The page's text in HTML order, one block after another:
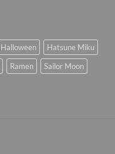
Halloween
Hatsune Miku
Ramen
Sailor Moon